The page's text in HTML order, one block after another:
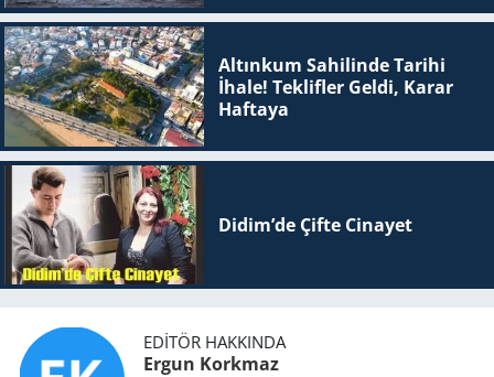
Altınkum Sahilinde Tarihi
İhale! Teklifler Geldi, Karar
Haftaya
Didim’de Çifte Ci­na­yet
EDITÖR HAKKINDA
Ergun Korkmaz